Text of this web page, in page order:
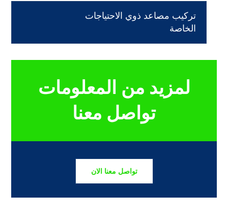
تركيب مصاعد ذوي الاحتياجات
الخاصة
لمزيد من المعلومات
تواصل معنا
تواصل معنا الان